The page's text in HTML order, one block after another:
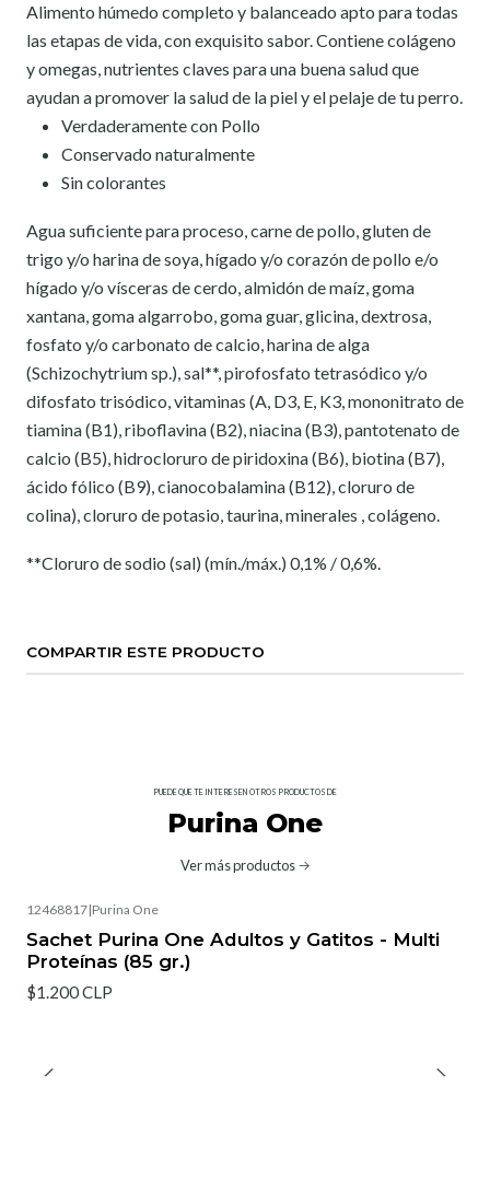
Alimento húmedo completo y balanceado apto para todas
las etapas de vida, con exquisito sabor. Contiene colágeno
y omegas, nutrientes claves para una buena salud que
ayudan a promover la salud de la piel y el pelaje de tu perro.
Verdaderamente con Pollo
Conservado naturalmente
Sin colorantes
Agua suficiente para proceso, carne de pollo, gluten de
trigo y/o harina de soya, hígado y/o corazón de pollo e/o
hígado y/o vísceras de cerdo, almidón de maíz, goma
xantana, goma algarrobo, goma guar, glicina, dextrosa,
fosfato y/o carbonato de calcio, harina de alga
(Schizochytrium sp.), sal**, pirofosfato tetrasódico y/o
difosfato trisódico, vitaminas (A, D3, E, K3, mononitrato de
tiamina (B1), riboflavina (B2), niacina (B3), pantotenato de
calcio (B5), hidrocloruro de piridoxina (B6), biotina (B7),
ácido fólico (B9), cianocobalamina (B12), cloruro de
colina), cloruro de potasio, taurina, minerales , colágeno.
**Cloruro de sodio (sal) (mín./máx.) 0,1% / 0,6%.
COMPARTIR ESTE PRODUCTO
PUEDE QUE TE INTERESEN OTROS PRODUCTOS DE
Purina One
Ver más productos
12468817|Purina One
Sachet Purina One Adultos y Gatitos - Multi
Proteínas (85 gr.)
$1.200 CLP